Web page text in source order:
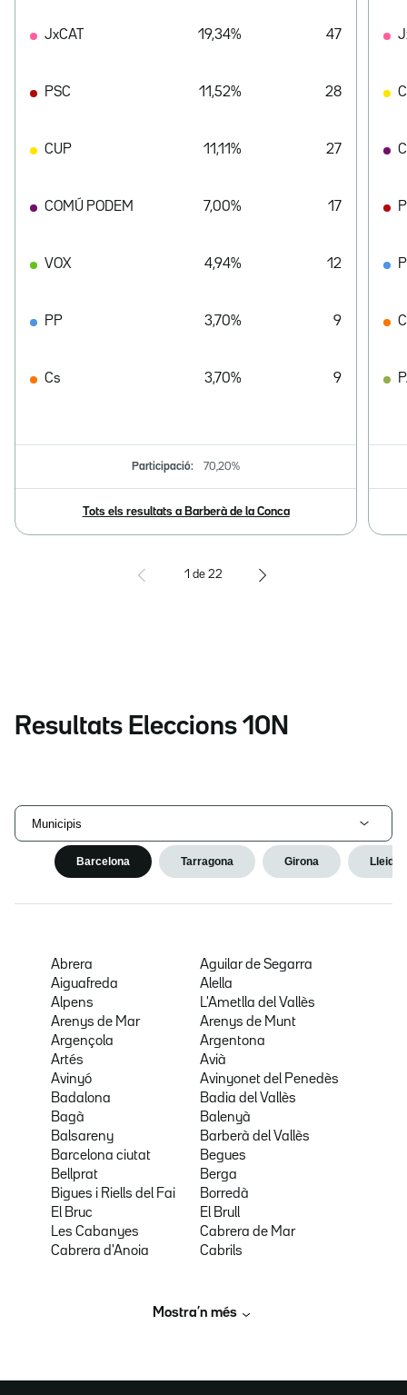
JxCAT 19,34% 47
PSC 11,52% 28
CUP 11,11% 27
COMÚ PODEM 7,00% 17
VOX 4,94% 12
PP 3,70% 9
Cs 3,70% 9
Participació: 70,20%
Tots els resultats a Barberà de la Conca
1 de 22
Resultats Eleccions 10N
Municipis
Barcelona Tarragona Girona Lleida
Abrera
Aguilar de Segarra
Aiguafreda
Alella
Alpens
L'Ametlla del Vallès
Arenys de Mar
Arenys de Munt
Argençola
Argentona
Artés
Avià
Avinyó
Avinyonet del Penedès
Badalona
Badia del Vallès
Bagà
Balenyà
Balsareny
Barberà del Vallès
Barcelona ciutat
Begues
Bellprat
Berga
Bigues i Riells del Fai
Borredà
El Bruc
El Brull
Les Cabanyes
Cabrera de Mar
Cabrera d'Anoia
Cabrils
Mostra’n més